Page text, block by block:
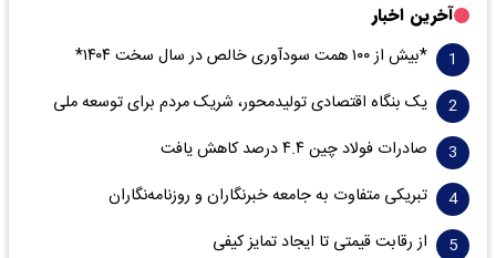
آخرین اخبار
*بیش از ۱۰۰ همت سودآوری خالص در سال سخت ۱۴۰۴*
یک بنگاه اقتصادی تولیدمحور، شریک مردم برای توسعه ملی
صادرات فولاد چین ۴.۴ درصد کاهش یافت
تبریکی متفاوت به جامعه خبرنگاران و روزنامه‌نگاران
از رقابت قیمتی تا ایجاد تمایز کیفی